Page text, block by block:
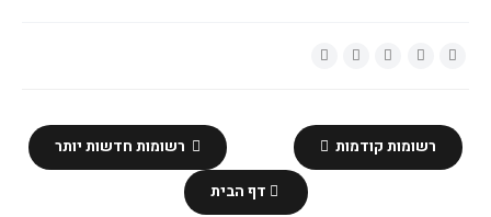
רשומות חדשות יותר רשומות קודמות
דף הבית